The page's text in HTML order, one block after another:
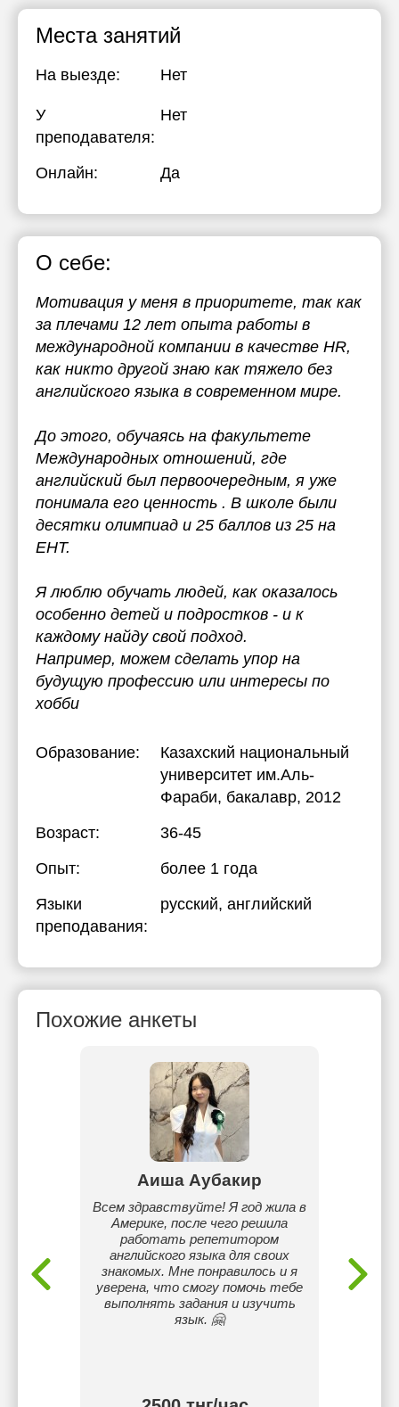
Места занятий
На выезде: Нет
У
преподавателя:
Нет
Онлайн: Да
О себе:
Мотивация у меня в приоритете, так как
за плечами 12 лет опыта работы в
международной компании в качестве HR,
как никто другой знаю как тяжело без
английского языка в современном мире.
До этого, обучаясь на факультете
Международных отношений, где
английский был первоочередным, я уже
понимала его ценность . В школе были
десятки олимпиад и 25 баллов из 25 на
ЕНТ.
Я люблю обучать людей, как оказалось
особенно детей и подростков - и к
каждому найду свой подход.
Например, можем сделать упор на
будущую профессию или интересы по
хобби
Образование:
Казахский национальный
университет им.Аль-
Фараби, бакалавр, 2012
Возраст:
36-45
Опыт:
более 1 года
Языки
преподавания:
русский, английский
Похожие анкеты
Аиша Аубакир
Всем здравствуйте! Я год жила в
Америке, после чего решила
работать репетитором
английского языка для своих
знакомых. Мне понравилось и я
уверена, что смогу помочь тебе
выполнять задания и изучить
язык. 🤗